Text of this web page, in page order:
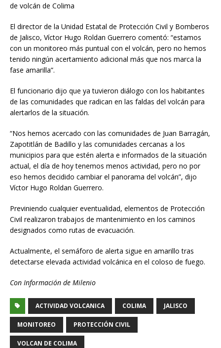
de volcán de Colima
El director de la Unidad Estatal de Protección Civil y Bomberos
de Jalisco, Víctor Hugo Roldan Guerrero comentó: “estamos
con un monitoreo más puntual con el volcán, pero no hemos
tenido ningún acertamiento adicional más que nos marca la
fase amarilla”.
El funcionario dijo que ya tuvieron diálogo con los habitantes
de las comunidades que radican en las faldas del volcán para
alertarlos de la situación.
“Nos hemos acercado con las comunidades de Juan Barragán,
Zapotitlán de Badillo y las comunidades cercanas a los
municipios para que estén alerta e informados de la situación
actual, el día de hoy tenemos menos actividad, pero no por
eso hemos decidido cambiar el panorama del volcán”, dijo
Víctor Hugo Roldan Guerrero.
Previniendo cualquier eventualidad, elementos de Protección
Civil realizaron trabajos de mantenimiento en los caminos
designados como rutas de evacuación.
Actualmente, el semáforo de alerta sigue en amarillo tras
detectarse elevada actividad volcánica en el coloso de fuego.
Con Información de Milenio
ACTIVIDAD VOLCANICA COLIMA JALISCO
MONITOREO PROTECCIÓN CIVIL
VOLCAN DE COLIMA